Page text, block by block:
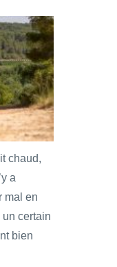
chaud,
a
mal en
certain
bien